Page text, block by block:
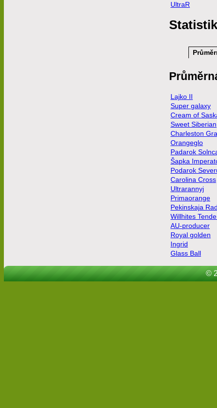
UltraR
Lajko II
Super galaxy
Cream of
Sweet Siberian
Charleston
Orangeglo
Padarok
Šapka
Podarok
Carolina Cross
Ultrarannyj
Primaorange
Pekinskaja
Willhites
AU-producer
Royal golden
Ingrid
Glass Ball
©